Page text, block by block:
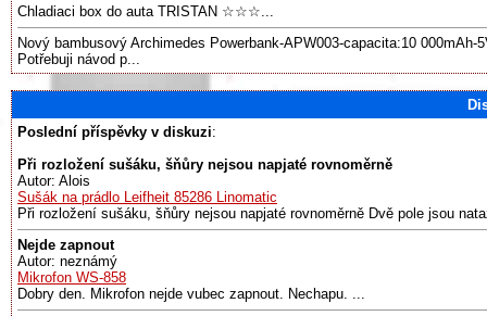
Chladiaci box do auta TRISTAN ☆☆☆...
Nový bambusový Archimedes Powerbank-APW003-capacita:10
Potřebuji návod p...
Poslední příspěvky v diskuzi:
Při rozložení sušáku, šňůry nejsou napjaté rovnoměrně
Autor: Alois
Sušák na prádlo Leifheit 85286 Linomatic
Při rozložení sušáku, šňůry nejsou napjaté rovnoměrně Dvě pole jsou
Nejde zapnout
Autor: neznámý
Mikrofon WS-858
Dobry den. Mikrofon nejde vubec zapnout. Nechapu. ...